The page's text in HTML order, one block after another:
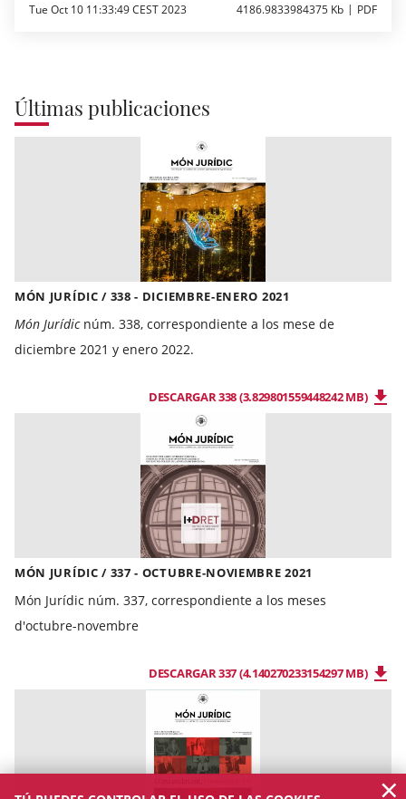
Tue Oct 10 11:33:49 CEST 2023 4186.9833984375 Kb PDF
Últimas publicaciones
MÓN JURÍDIC / 338 - DICIEMBRE-ENERO 2021
Món Jurídicnúm. 338, correspondiente a los mese de
diciembre 2021 y enero 2022.
DESCARGAR 338 (3.829801559448242 MB)
MÓN JURÍDIC / 337 - OCTUBRE-NOVIEMBRE 2021
Món Jurídic núm. 337, correspondiente a los meses
d'octubre-novembre
DESCARGAR 337 (4.140270233154297 MB)
×